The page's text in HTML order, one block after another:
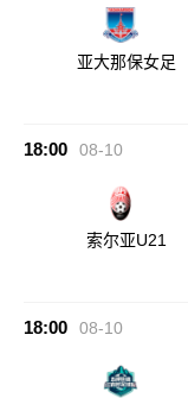
亚大那保女足
18:00 08-10
索尔亚U21
18:00 08-10